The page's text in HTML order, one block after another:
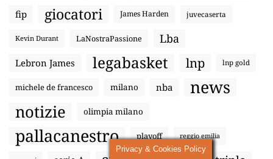
fip giocatori James Harden juvecaserta
Kevin Durant LaNostraPassione Lba
Lebron James legabasket lnp lnp gold
michele de francesco milano nba news
notizie olimpia milano
pallacanestro playoff reggio emilia
Privacy & Cookies Policy